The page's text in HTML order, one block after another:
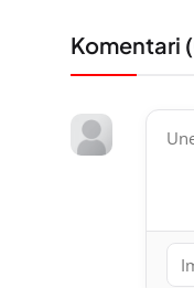
Komentari (